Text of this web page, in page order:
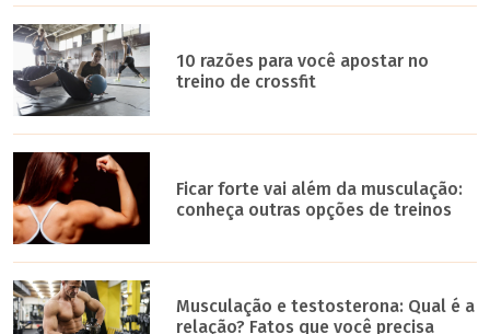
10 razões para você apostar no
treino de crossfit
Ficar forte vai além da musculação:
conheça outras opções de treinos
Musculação e testosterona: Qual é a
relação? Fatos que você precisa